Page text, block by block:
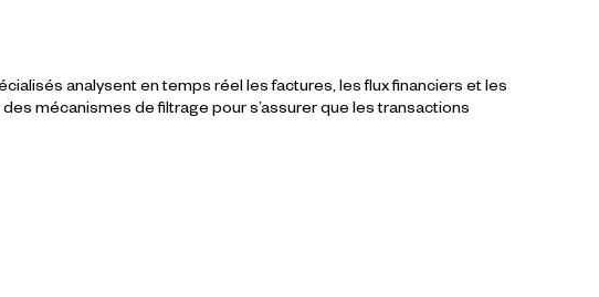
analysent en temps réel les factures, les flux financiers et les
mécanismes de filtrage pour s’assurer que les transactions